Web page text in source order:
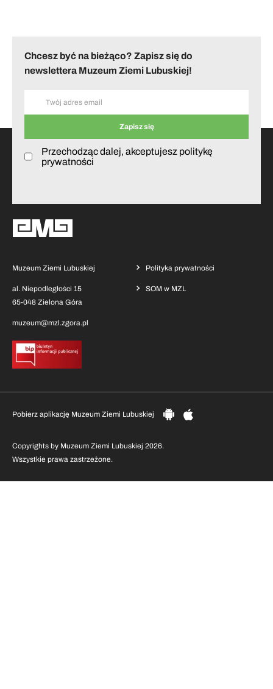
Chcesz być na bieżąco? Zapisz się do
newslettera Muzeum Ziemi Lubuskiej!
Przechodząc dalej, akceptujesz politykę
prywatności
Muzeum Ziemi Lubuskiej
al. Niepodległości 15
65-048 Zielona Góra
muzeum@mzl.zgora.pl
Polityka prywatności
SOM w MZL
Copyrights by Muzeum Ziemi Lubuskiej 2026.
Wszystkie prawa zastrzeżone.
Pobierz aplikację Muzeum Ziemi Lubuskiej